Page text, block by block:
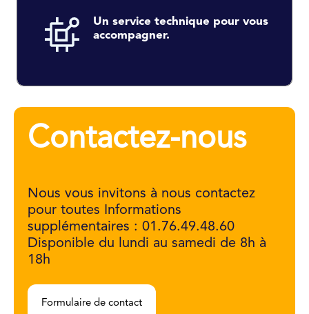
Un service technique pour vous
accompagner.
Contactez-nous
Nous vous invitons à nous contactez
pour toutes Informations
supplémentaires : 01.76.49.48.60
Disponible du lundi au samedi de 8h à
18h
Formulaire de contact